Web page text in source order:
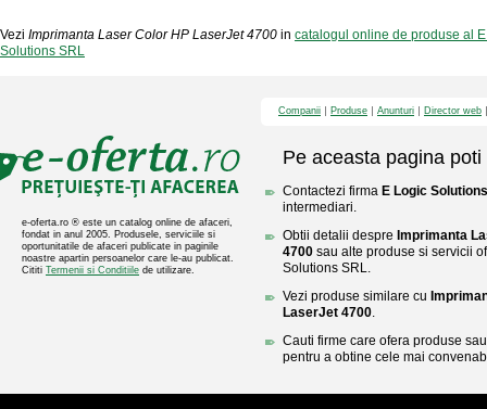
Vezi Imprimanta Laser Color HP LaserJet 4700 in catalogul online de produse al
Solutions SRL
e-oferta.ro ® este un catalog online de afaceri,
fondat in anul 2005. Produsele, serviciile si
oportunitatile de afaceri publicate in paginile
noastre apartin persoanelor care le-au publicat.
Cititi Termenii si Conditiile de utilizare.
Companii Produse Anunturi Director web
Pe aceasta pagina poti
Contactezi firma E Logic
intermediari.
Obtii detalii despre Imprimanta
4700 sau alte produse si servicii
Solutions SRL.
Vezi produse similare cu
LaserJet 4700.
Cauti firme care ofera produse
pentru a obtine cele mai